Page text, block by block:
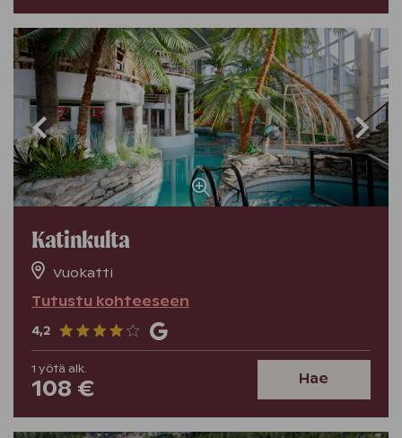
Katinkulta
Vuokatti
Tutustu kohteeseen
4,2
1 yötä alk.
108 € Hae